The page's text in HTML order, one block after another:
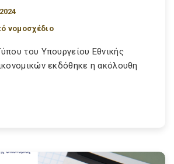
νομοσχέδιο
του Υπουργείου Εθνικής
εκδόθηκε η ακόλουθη